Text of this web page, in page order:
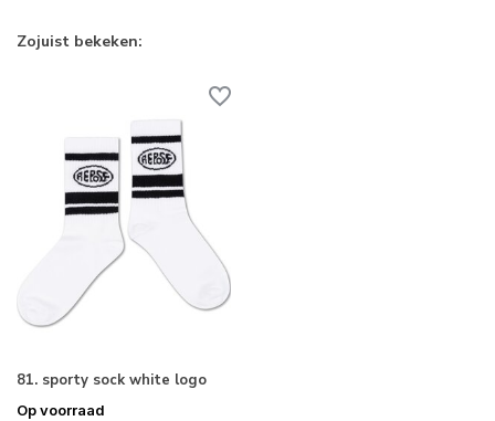
Zojuist bekeken:
81. sporty sock white logo
Op voorraad